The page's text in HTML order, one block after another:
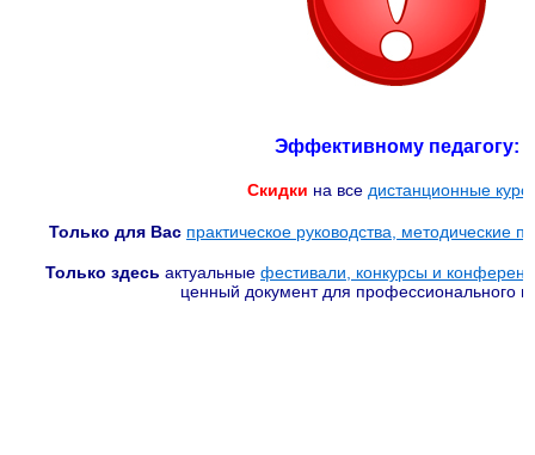
Эффективному педагогу:
Скидки на все дистанционные
Только для Вас практическое руководства, методические
Только здесь актуальные фестивали, конкурсы и
ценный документ для профессионального